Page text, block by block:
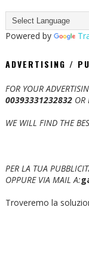
Powered by
ADVERTISING /
FOR YOUR
00393331232832OR
WE WILL FIND THE
PER LA TUA
OPPURE VIA MAIL A:
Troveremo la